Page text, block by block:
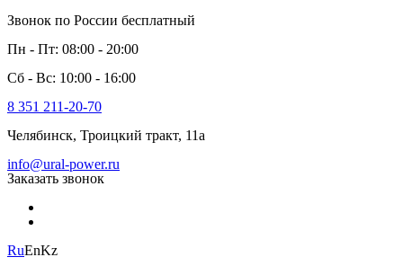
Звонок по России бесплатный
Пн - Пт: 08:00 - 20:00
Сб - Вс: 10:00 - 16:00
8 351 211-20-70
Челябинск, Троицкий тракт, 11а
info@ural-power.ru
Заказать звонок
RuEnKz